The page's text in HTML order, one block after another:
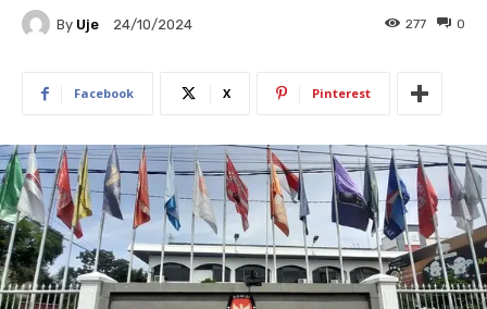
By Uje 24/10/2024 0
277
Facebook X Pinterest